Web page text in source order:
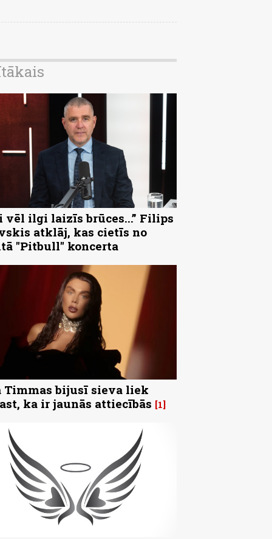
vēl ilgi laizīs brūces...” Filips
atklāj, kas cietīs no
"Pitbull" koncerta
Timmas bijusī sieva liek
ka ir jaunās attiecībās 1